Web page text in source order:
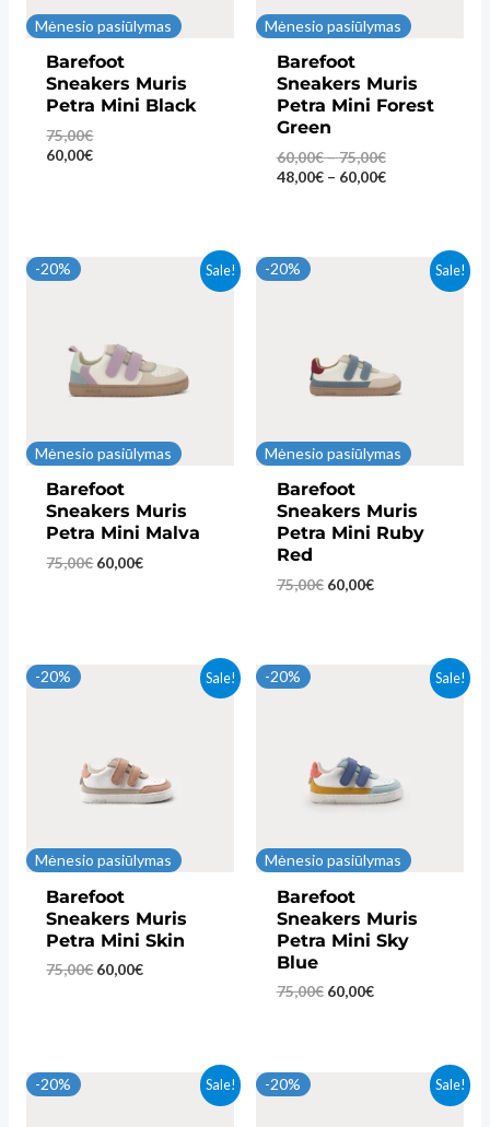
Mėnesio pasiūlymas
Barefoot
Sneakers Muris
Petra Mini Black
75,00€
60,00€
Mėnesio pasiūlymas
Barefoot
Sneakers Muris
Petra Mini Forest
Green
60,00€–75,00€Price
range:
48,00€ – 60,00€Price
Sale!
Mėnesio pasiūlymas
-20%
Barefoot
Sneakers Muris
Petra Mini Malva
75,00€ Original
60,00€Current
Sale!
Mėnesio pasiūlymas
-20%
Barefoot
Sneakers Muris
Petra Mini Ruby
Red
75,00€ Original
60,00€Current
Sale!
Mėnesio pasiūlymas
-20%
Barefoot
Sneakers Muris
Petra Mini Skin
75,00€ Original
60,00€Current
Sale!
Mėnesio pasiūlymas
-20%
Barefoot
Sneakers Muris
Petra Mini Sky
Blue
75,00€ Original
60,00€Current
Sale!
-20% Sale!
-20%